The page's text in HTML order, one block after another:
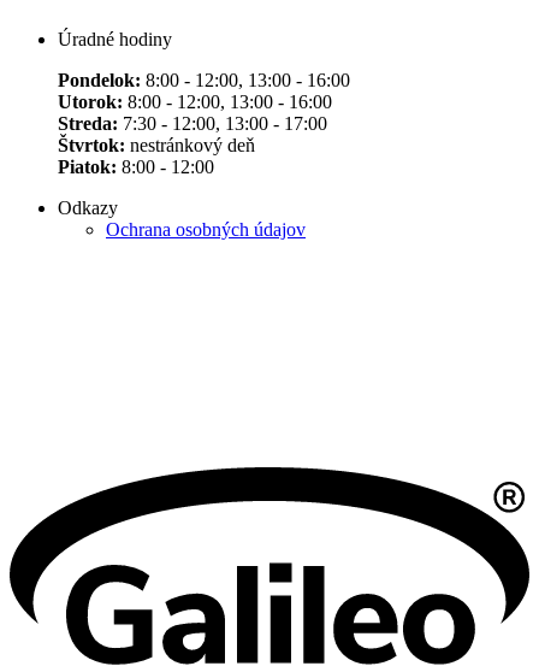
Úradné hodiny
Pondelok: 8:00 - 12:00, 13:00 - 16:00
Utorok: 8:00 - 12:00, 13:00 - 16:00
Streda: 7:30 - 12:00, 13:00 - 17:00
Štvrtok: nestránkový deň
Piatok: 8:00 - 12:00
Odkazy
Ochrana osobných údajov